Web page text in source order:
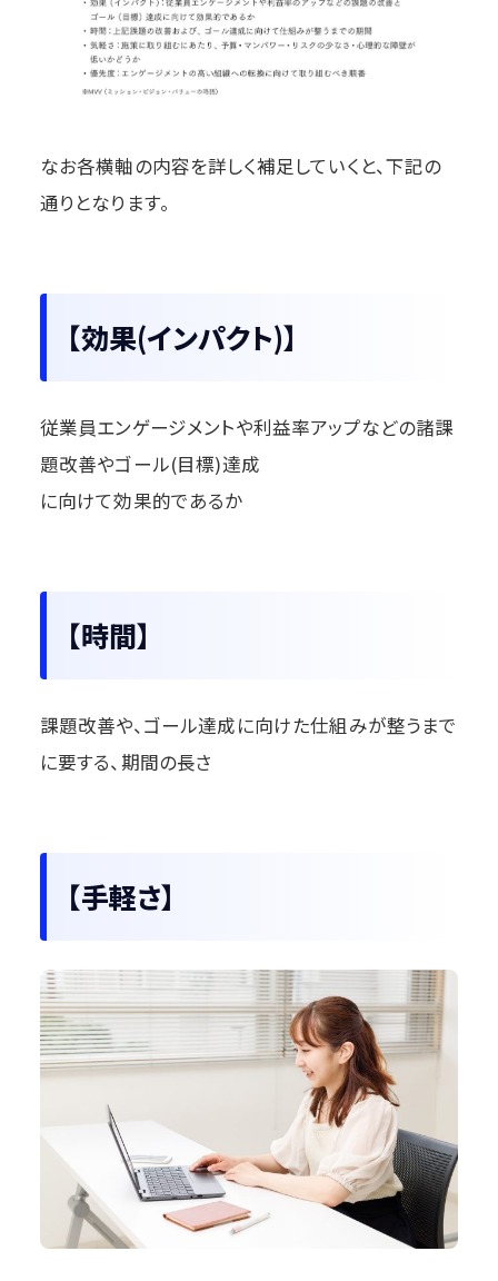
なお各横軸の内容を詳しく補足していくと、下記の
通りとなります。
【効果(インパクト)】
従業員エンゲージメントや利益率アップなどの諸課
題改善やゴール(目標)達成
に向けて効果的であるか
【時間】
課題改善や、ゴール達成に向けた仕組みが整うまで
に要する、期間の長さ
【手軽さ】